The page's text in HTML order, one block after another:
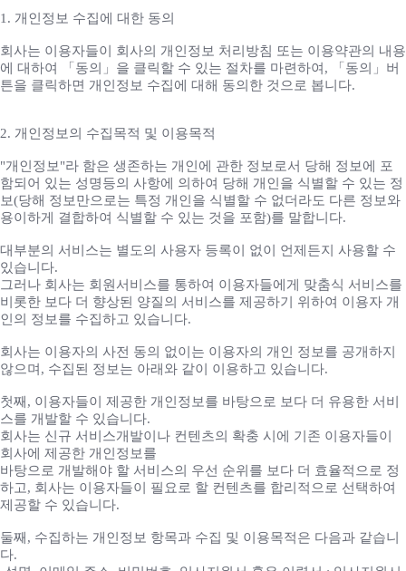
1. 개인정보 수집에 대한 동의
회사는 이용자들이 회사의 개인정보 처리방침 또는 이용약관의 내용
에 대하여 「동의」을 클릭할 수 있는 절차를 마련하여, 「동의」버
튼을 클릭하면 개인정보 수집에 대해 동의한 것으로 봅니다.
2. 개인정보의 수집목적 및 이용목적
"개인정보"라 함은 생존하는 개인에 관한 정보로서 당해 정보에 포
함되어 있는 성명등의 사항에 의하여 당해 개인을 식별할 수 있는 정
보(당해 정보만으로는 특정 개인을 식별할 수 없더라도 다른 정보와
용이하게 결합하여 식별할 수 있는 것을 포함)를 말합니다.
대부분의 서비스는 별도의 사용자 등록이 없이 언제든지 사용할 수
있습니다.
그러나 회사는 회원서비스를 통하여 이용자들에게 맞춤식 서비스를
비롯한 보다 더 향상된 양질의 서비스를 제공하기 위하여 이용자 개
인의 정보를 수집하고 있습니다.
회사는 이용자의 사전 동의 없이는 이용자의 개인 정보를 공개하지
않으며, 수집된 정보는 아래와 같이 이용하고 있습니다.
첫째, 이용자들이 제공한 개인정보를 바탕으로 보다 더 유용한 서비
스를 개발할 수 있습니다.
회사는 신규 서비스개발이나 컨텐츠의 확충 시에 기존 이용자들이
회사에 제공한 개인정보를
바탕으로 개발해야 할 서비스의 우선 순위를 보다 더 효율적으로 정
하고, 회사는 이용자들이 필요로 할 컨텐츠를 합리적으로 선택하여
제공할 수 있습니다.
둘째, 수집하는 개인정보 항목과 수집 및 이용목적은 다음과 같습니
다.